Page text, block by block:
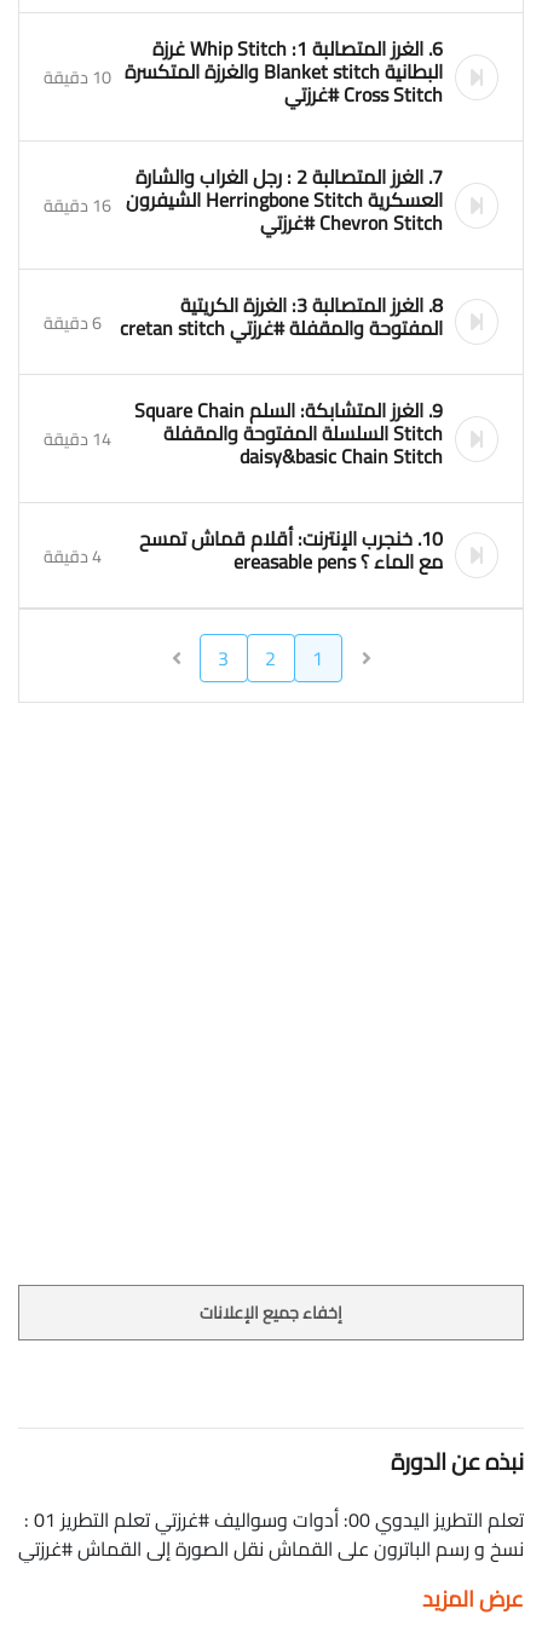
6. الغرز المتصالبة 1: Whip Stitch غرزة
البطانية Blanket stitch والغرزة المتكسرة
Cross Stitch #غرزتي 10 دقيقة
7. الغرز المتصالبة 2 : رجل الغراب والشارة
العسكرية Herringbone Stitch الشيفرون
Chevron Stitch #غرزتي 16 دقيقة
8. الغرز المتصالبة 3: الغرزة الكريتية
المفتوحة والمقفلة #غرزتي cretan stitch 6 دقيقة
9. الغرز المتشابكة: السلم Square Chain
Stitch السلسلة المفتوحة والمقفلة
daisy&basic Chain Stitch 14 دقيقة
10. خنجرب الإنترنت: أقلام قماش تمسح
مع الماء ؟ ereasable pens 4 دقيقة
1
2
3
إخفاء جميع الإعلانات
نبذه عن الدورة
تعلم التطريز اليدوي 00: أدوات وسواليف #غرزتي تعلم التطريز 01 :
نسخ و رسم الباترون على القماش نقل الصورة إلى القماش #غرزتي
عرض المزيد